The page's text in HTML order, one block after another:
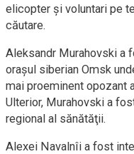
elicopter şi voluntari pe
căutare.
Aleksandr Murahovski a
oraşul siberian Omsk
mai proeminent opozant
Ulterior, Murahovski a
regional al sănătăţii.
Alexei Navalnîi a fost